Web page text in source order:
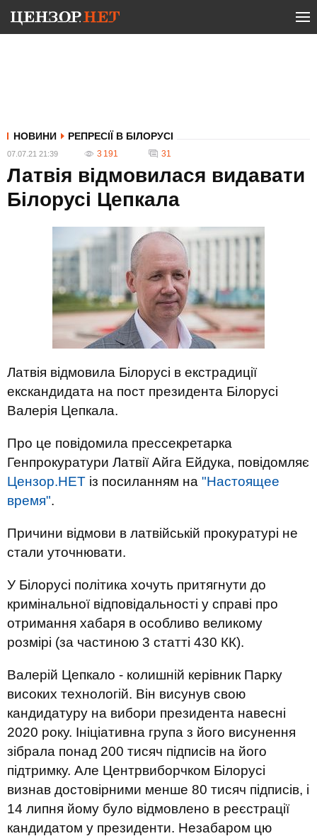
НОВИНИ РЕПРЕСІЇ В БІЛОРУСІ
07.07.21 21:39 3 191 31
Латвія відмовилася видавати
Білорусі Цепкала
Латвія відмовила Білорусі в екстрадиції
екскандидата на пост президента Білорусі
Валерія Цепкала.
Про це повідомила прессекретарка
Генпрокуратури Латвії Айга Ейдука, повідомляє
Цензор.НЕТ із посиланням на "Настоящее
время".
Причини відмови в латвійській прокуратурі не
стали уточнювати.
У Білорусі політика хочуть притягнути до
кримінальної відповідальності у справі про
отримання хабаря в особливо великому
розмірі (за частиною 3 статті 430 КК).
Валерій Цепкало - колишній керівник Парку
високих технологій. Він висунув свою
кандидатуру на вибори президента навесні
2020 року. Ініціативна група з його висунення
зібрала понад 200 тисяч підписів на його
підтримку. Але Центрвиборчком Білорусі
визнав достовірними менше 80 тисяч підписів, і
14 липня йому було відмовлено в реєстрації
кандидатом у президенти. Незабаром цю